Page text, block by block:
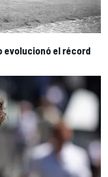
evolucionó el récord